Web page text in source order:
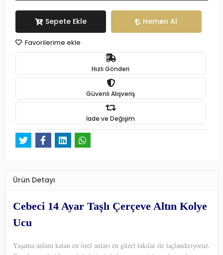
Sepete Ekle Hemen Al
Favorilerime ekle
Hızlı Gönderi
Güvenli Alışveriş
İade ve Değişim
Ürün Detayı
Cebeci 14 Ayar Taşlı Çerçeve Altın Kolye
Ucu
Yaşama anlam katan en özel anları en güzel takılar ile taçlandırıyoruz.